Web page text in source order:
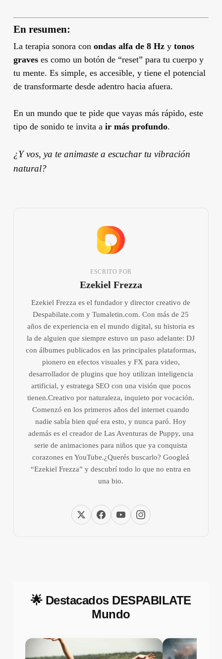
En resumen:
La terapia sonora con ondas alfa de 8 Hzy tonos
graveses como un botón de “reset” para tu cuerpo y
tu mente. Es simple, es accesible, y tiene el potencial
de transformarte desde adentro hacia afuera.
En un mundo que te pide que vayas más rápido, este
tipo de sonido te invita a ir más profundo.
¿Y vos, ya te animaste a escuchar tu vibración
natural?
ESCRITO POR
Ezekiel Frezza
Ezekiel Frezza es el fundador y director creativo de
Despabilate.com y Tumaletin.com. Con más de 25
años de experiencia en el mundo digital, su historia es
la de alguien que siempre estuvo un paso adelante: DJ
con álbumes publicados en las principales plataformas,
pionero en efectos visuales y FX para video,
desarrollador de plugins que hoy utilizan inteligencia
artificial, y estratega SEO con una visión que pocos
tienen.Creativo por naturaleza, inquieto por vocación.
Comenzó en los primeros años del internet cuando
nadie sabía bien qué era esto, y nunca paró. Hoy
además es el creador de Las Aventuras de Puppy, una
serie de animaciones para niños que ya conquista
corazones en YouTube.¿Querés buscarlo? Googleá
“Ezekiel Frezza” y descubrí todo lo que no entra en
una bio.
🌟 Destacados DESPABILATE
Mundo